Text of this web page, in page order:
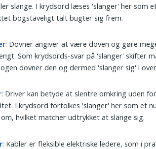
slange. I krydsord læses 'slanger' her som
bogstaveligt talt bugter sig frem.
: Dovner angiver at være doven og gøre
Som krydsords-svar på 'slanger' skifter
dovner den og dermed 'slanger sig' i
: Driver kan betyde at slentre omkring uden
I krydsord fortolkes 'slanger' her som et
hvilket matcher udtrykket at slange sig.
: Kabler er fleksible elektriske ledere, som i